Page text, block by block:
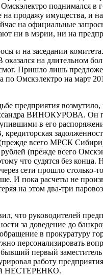
поднимался в
на продажу имущества, и
на официальные
ни в мэрии, ни на
и на заседании
на длительном
Пришло лишь
по Омскэлектро на март
предприятия возмутило,
ВИНОКУРОВА. Он
в его
всего МРСК
(прежде всего
что судятся без конца.
сети прошло столько-
И пока расчеты не
на этом два-три
что руководителей
за доведение до
в прокуратуру
персонализировать
первый
работу
НЕСТЕРЕНКО.